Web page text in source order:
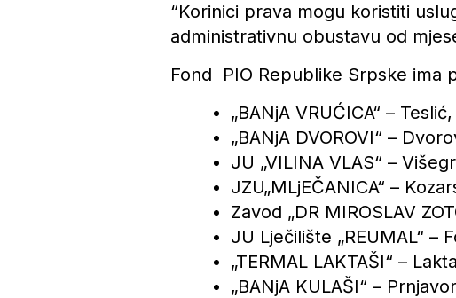
“Korinici prava mogu koristiti
administrativnu obustavu od
Fond PIO Republike Srpske ima
„BANjA VRUĆICA“ – Teslić,
„BANjA DVOROVI“ –
JU „VILINA VLAS“ –
JZU„MLjEČANICA“ –
Zavod „DR MIROSLAV
JU Lječilište „REUMAL“ –
„TERMAL LAKTAŠI“ –
„BANjA KULAŠI“ –